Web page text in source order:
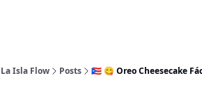
La Isla Flow Posts 🇵🇷 😋 Oreo Cheesecake